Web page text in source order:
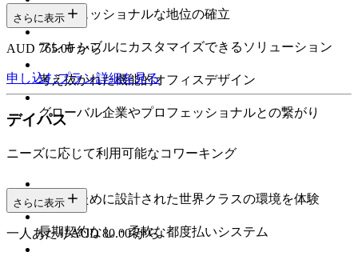
プロフェッショナルな地位の確立
フレキシブルにカスタマイズできるソリューション
考え抜かれた機能的オフィスデザイン
グローバル企業やプロフェッショナルとの繋がり
さらに表示
AUD 765.00 から
申し込むプラン詳細を見る
デイパス
ニーズに応じて利用可能なコワーキング
集中のために設計された世界クラスの環境を体験
長期契約なし・柔軟な都度払いシステム
さらに表示
一人あたりAUD 80.00 から